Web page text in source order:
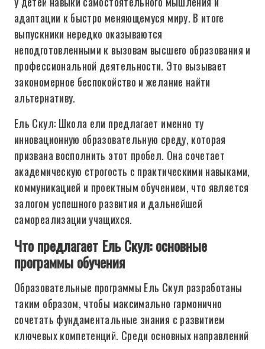
адаптации к быстро меняющемуся миру. В итоге
выпускники нередко оказываются
неподготовленными к вызовам высшего образования и
профессиональной деятельности. Это вызывает
закономерное беспокойство и желание найти
альтернативу.
Ель Скул: Школа ели предлагает именно ту
инновационную образовательную среду, которая
призвана восполнить этот пробел. Она сочетает
академическую строгость с практическими навыками,
коммуникацией и проектным обучением, что является
залогом успешного развития и дальнейшей
самореализации учащихся.
Что предлагает Ель Скул: основные
программы обучения
Образовательные программы Ель Скул разработаны
таким образом, чтобы максимально гармонично
сочетать фундаментальные знания с развитием
ключевых компетенций. Среди основных направлений